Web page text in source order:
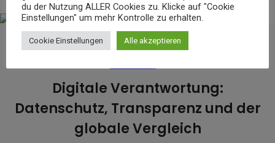
Digitale Verantwortung:
Datenschutz, Transparenz und der
globale Vergleich
du der Nutzung ALLER Cookies zu. Klicke auf "Cookie
Einstellungen" um mehr Kontrolle zu erhalten.
Cookie Einstellungen Alle akzeptieren